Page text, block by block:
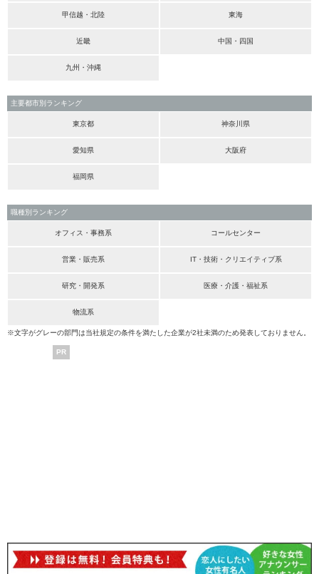
甲信越・北陸 東海
近畿 中国・四国
九州・沖縄
主要都市別ランキング
東京都 神奈川県
愛知県 大阪府
福岡県
職種別ランキング
オフィス・事務系 コールセンター
営業・販売系 IT・技術・クリエイティブ系
研究・開発系 医療・介護・福祉系
物流系
※文字がグレーの部門は当社規定の条件を満たした企業が2社未満のため発表しておりません。
PR